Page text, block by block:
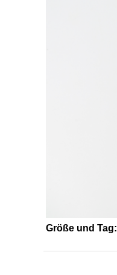
Größe und Tag: